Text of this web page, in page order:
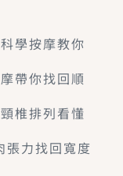
學按摩教你
帶你找回順
椎排列看懂
力找回寬度